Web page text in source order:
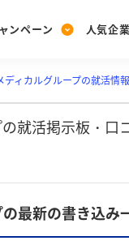
ンペーン
Post
投稿する
人気企
Ranking
ランキングを見る
Vote
投票する
PickUp
注目の企業特集
画で知ろう！業界
ディカルグループの就活情報
就活掲示板・口
の最新の書き込み